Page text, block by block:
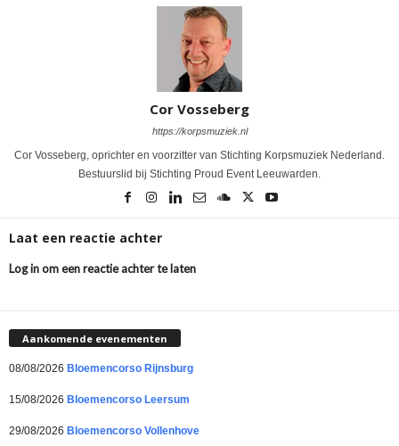
Cor Vosseberg
https://korpsmuziek.nl
Cor Vosseberg, oprichter en voorzitter van Stichting Korpsmuziek Nederland.
Bestuurslid bij Stichting Proud Event Leeuwarden.
Laat een reactie achter
Log in om een reactie achter te laten
Aankomende evenementen
08/08/2026 Bloemencorso Rijnsburg
15/08/2026 Bloemencorso Leersum
29/08/2026 Bloemencorso Vollenhove